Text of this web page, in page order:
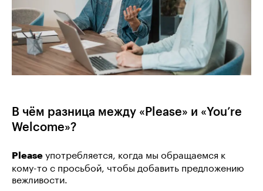
В чём разница между «Please» и «You’re
Welcome»?
Please употребляется, когда мы обращаемся к
кому-то с просьбой, чтобы добавить предложению
вежливости.